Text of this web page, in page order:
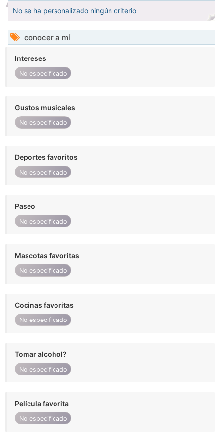
No se ha personalizado ningún criterio
conocer a mí
Intereses
No especificado
Gustos musicales
No especificado
Deportes favoritos
No especificado
Paseo
No especificado
Mascotas favoritas
No especificado
Cocinas favoritas
No especificado
Tomar alcohol?
No especificado
Película favorita
No especificado